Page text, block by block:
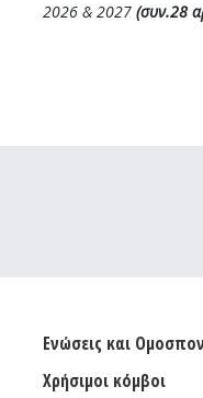
2026 & 2027 (συν.28
Ενώσεις και
Χρήσιμοι κόμβοι